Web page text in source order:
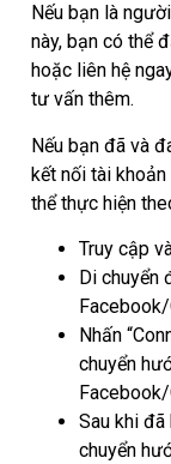
Nếu bạn là
này, bạn có thể
hoặc liên hệ
tư vấn thêm.
Nếu bạn đã và
kết nối tài
thể thực hiện
Truy cập
Di chuyển
Nhấn
chuyển
Sau khi
chuyển